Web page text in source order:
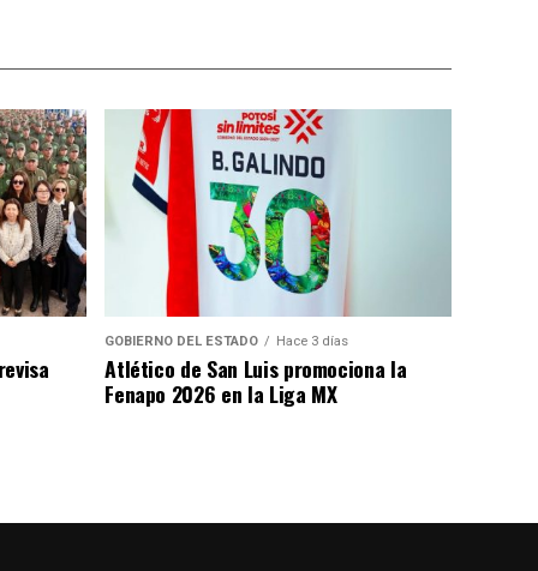
GOBIERNO DEL ESTADO Hace 3 días
Atlético de San Luis promociona la
Fenapo 2026 en la Liga MX